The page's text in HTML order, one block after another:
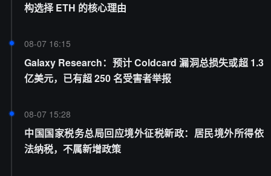
构选择 ETH 的核心理由
08-07 16:15
Galaxy Research：预计 Coldcard 漏洞总损失或超 1.3
亿美元，已有超 250 名受害者举报
08-07 15:28
中国国家税务总局回应境外征税新政：居民境外所得依
法纳税，不属新增政策